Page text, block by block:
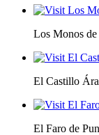
Los Monos
El Castillo
El Faro de